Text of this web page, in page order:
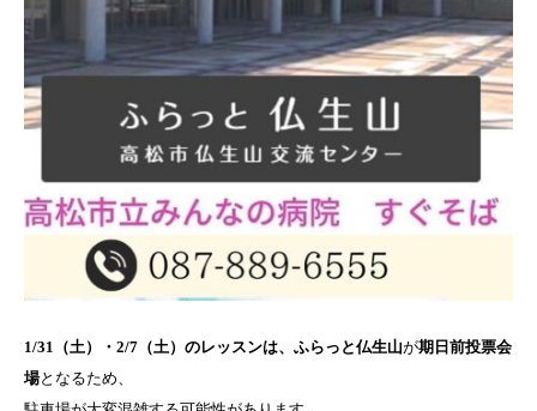
1/31（土）・2/7（土）のレッスンは、ふらっと仏生山が期日前投票会
場となるため、